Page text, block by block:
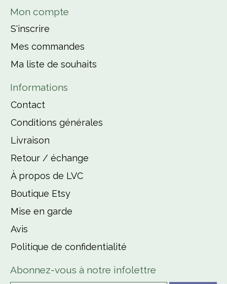
Mon compte
S'inscrire
Mes commandes
Ma liste de souhaits
Informations
Contact
Conditions générales
Livraison
Retour / échange
À propos de LVC
Boutique Etsy
Mise en garde
Avis
Politique de confidentialité
Abonnez-vous à notre infolettre